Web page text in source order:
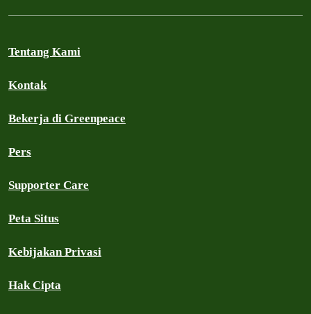
Tentang Kami
Kontak
Bekerja di Greenpeace
Pers
Supporter Care
Peta Situs
Kebijakan Privasi
Hak Cipta